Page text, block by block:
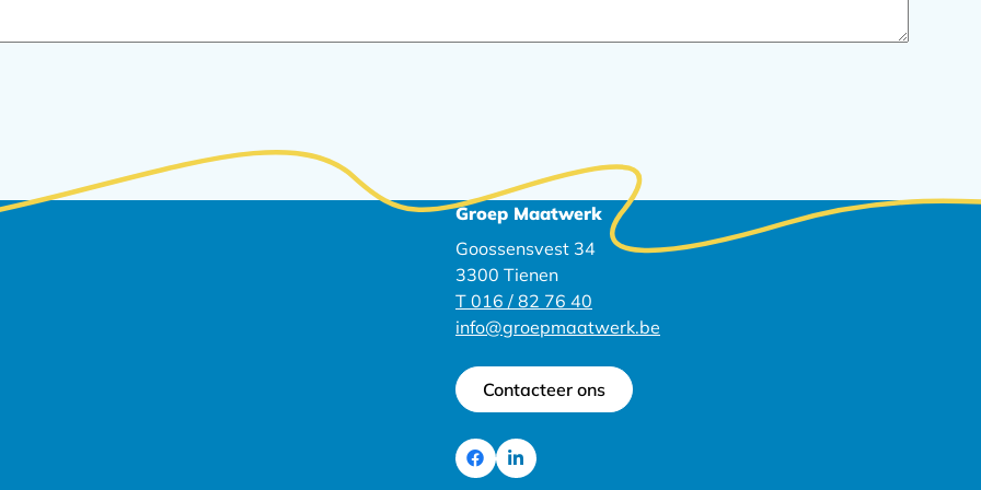
Groep Maatwerk
Goossensvest 34
3300 Tienen
T 016 / 82 76 40
info@groepmaatwerk.be
Contacteer ons